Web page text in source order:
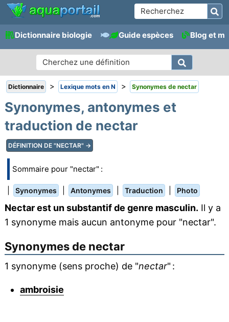
Dictionnaire biologie Guide espèces Blog et
Dictionnaire > Lexique mots en N > Synonymes de nectar
Synonymes, antonymes et
traduction de nectar
DÉFINITION DE "NECTAR" →
Sommaire pour "nectar" :
Synonymes Antonymes Traduction Photo
Nectar est un substantif de genre masculin. Il y a
1 synonyme mais aucun antonyme pour "nectar".
Synonymes de nectar
1 synonyme (sens proche) de "nectar" :
ambroisie